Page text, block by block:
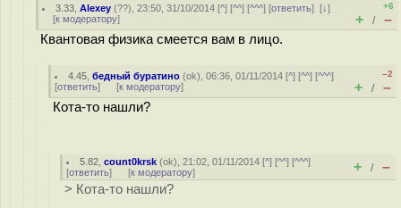
3.33 ,Alexey (??), 23:50, 31/10/2014 [^] [^^] [^^^] [ответить][↓]
[к модератору]
+6
+ / –
Квантовая физика смеется вам в лицо.
4.45 ,бедный буратино (ok), 06:36, 01/11/2014 [^] [^^] [^^^]
[ответить] [к модератору]
–2
+ / –
Кота-то нашли?
5.82 ,count0krsk (ok), 21:02, 01/11/2014 [^] [^^] [^^^]
[ответить] [к модератору] + / –
> Кота-то нашли?